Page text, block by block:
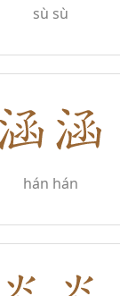
sù sù
hán hán